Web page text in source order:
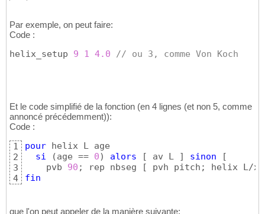
Par exemple, on peut faire:
Code :
helix_setup 9 1 4.0 // ou 3, comme Von Koch
Et le code simplifié de la fonction (en 4 lignes (et non 5, comme
annoncé précédemment)):
Code :
1
2
3
4
pour helix L age
si
(age == 0) alors [ av L ] sinon
[
    pvb
90 ; rep nbseg [
pvh pitch; helix L/xL
fin
que l'on peut appeler de la manière suivante: